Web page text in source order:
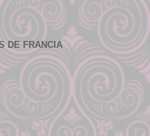
DE FRANCIA